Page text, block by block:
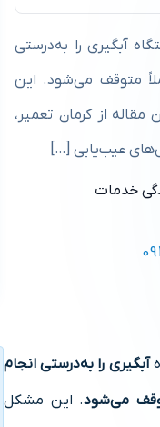
آبگیری را به‌درستی
متوقف می‌شود. این
از کرمان تعمیر،
عیب‌یابی […]
خدمات
آبگیری را به‌درستی انجام
می‌شود. این مشکل